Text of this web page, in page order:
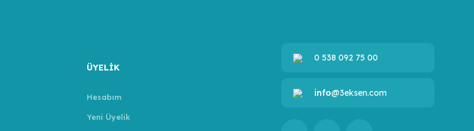
ÜYELİK
Hesabım
Yeni Üyelik
0 538 092 75 00
info@3eksen.com